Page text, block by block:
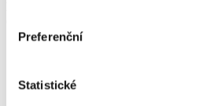
Preferenční
Statistické